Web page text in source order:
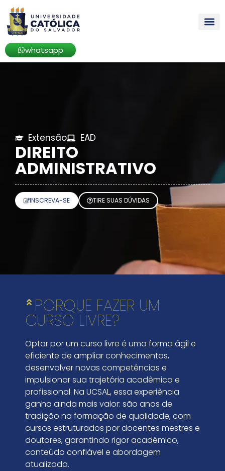
whatsapp
Extensão EAD
DIREITO
ADMINISTRATIVO
INSCREVA-SE TIRE SUAS DÚVIDAS
PORQUE FAZER UM
CURSO LIVRE?
Optar por um curso livre é uma forma ágil e
eficiente de ampliar conhecimentos,
desenvolver novas competências e
impulsionar sua trajetória acadêmica e
profissional. Na UCSAL, essa experiência
ganha ainda mais valor: são anos de
tradição na formação de qualidade, com
cursos estruturados por docentes mestres e
doutores, garantindo rigor acadêmico,
conteúdo confiável e abordagem
atualizada.